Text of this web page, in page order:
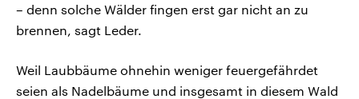
– denn solche Wälder fingen erst gar nicht an zu
brennen, sagt Leder.
Weil Laubbäume ohnehin weniger feuergefährdet
seien als Nadelbäume und insgesamt in diesem Wald